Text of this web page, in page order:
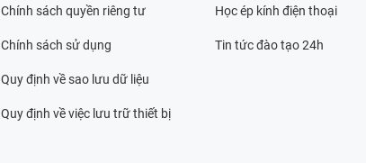
Chính sách quyền riêng tư
Chính sách sử dụng
Quy định về sao lưu dữ liệu
Quy định về việc lưu trữ thiết bị
Học ép kính điện thoại
Tin tức đào tạo 24h